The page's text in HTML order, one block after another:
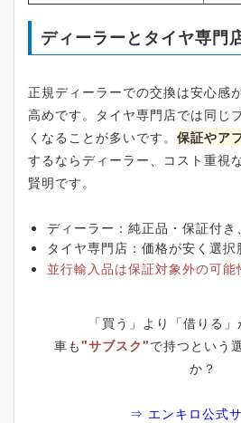
ディーラーとタイヤ専門
正規ディーラーでの交換は安心感
高めです。タイヤ専門店では同じ
くなることが多いです。 保証やア
するならディーラー、コスト重視
賢明です。
ディーラー：純正品・保証付き
タイヤ専門店：価格が安く選択
並行輸入品は保証対象外の可能
「買う」より「借りる」
車も"サブスク"で持つという
か？
⇒ エンキロ公式